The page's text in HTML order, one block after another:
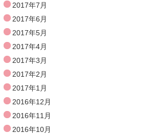
2017年7月
2017年6月
2017年5月
2017年4月
2017年3月
2017年2月
2017年1月
2016年12月
2016年11月
2016年10月